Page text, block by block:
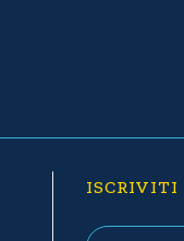
ISCRIVITI